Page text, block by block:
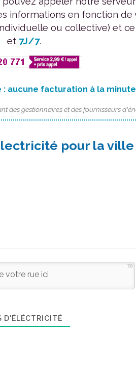
informations en fonction de
ou collective) et ce
et 7J/7.
: aucune facturation à la
des gestionnaires et des fournisseurs
pour la
70
D'ÉLÉCTRICITÉ